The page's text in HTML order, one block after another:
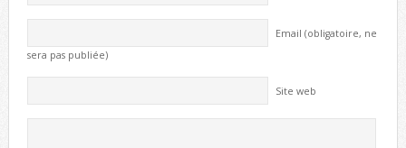
Email (obligatoire, ne
sera pas publiée)
Site web